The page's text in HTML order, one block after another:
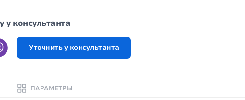
у консультанта
Уточнить у консультанта
ПАРАМЕТРЫ